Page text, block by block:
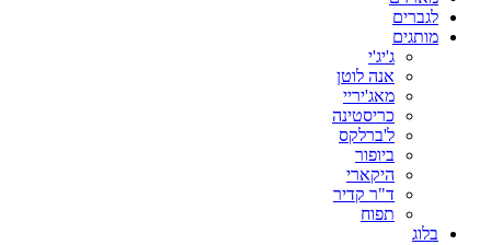
לגברים
מותגים
ג'יג'י
אנה לוטן
מאג'יריי
כריסטינה
ל'ברלקס
ביופור
היקארי
ד"ר קדיר
תפוח
בלוג